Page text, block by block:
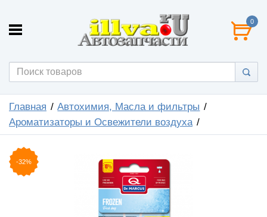
0
Главная
Автохимия, Масла и фильтры
Ароматизаторы и Освежители воздуха
-32%